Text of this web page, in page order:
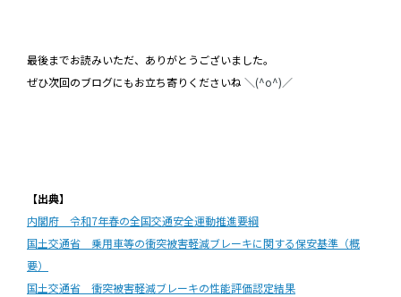
最後までお読みいただ、ありがとうございました。
ぜひ次回のブログにもお立ち寄りくださいね ＼(^o^)／
【出典】
内閣府 令和7年春の全国交通安全運動推進要綱
国土交通省 乗用車等の衝突被害軽減ブレーキに関する保安基準（概
要）
国土交通省 衝突被害軽減ブレーキの性能評価認定結果